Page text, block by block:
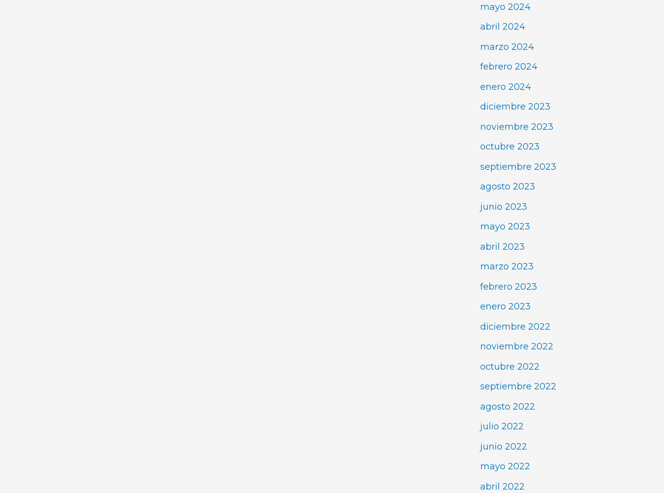
mayo 2024
abril 2024
marzo 2024
febrero 2024
enero 2024
diciembre 2023
noviembre 2023
octubre 2023
septiembre 2023
agosto 2023
junio 2023
mayo 2023
abril 2023
marzo 2023
febrero 2023
enero 2023
diciembre 2022
noviembre 2022
octubre 2022
septiembre 2022
agosto 2022
julio 2022
junio 2022
mayo 2022
abril 2022